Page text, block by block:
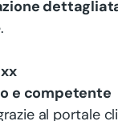
e competente
al portale